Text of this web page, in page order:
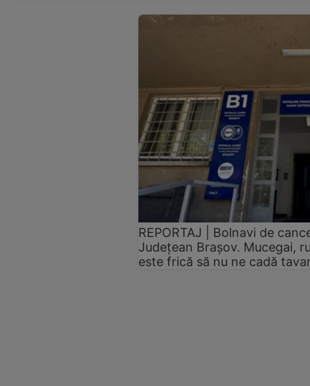
REPORTAJ | Bolnavi de
Județean Brașov. Mucegai,
este frică să nu ne cadă